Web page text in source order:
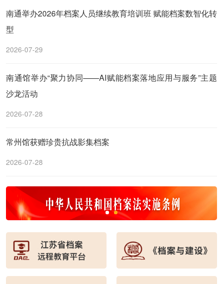
南通举办2026年档案人员继续教育培训班 赋能档案数智化转
型
2026-07-29
南通馆举办“聚力协同——AI赋能档案落地应用与服务”主题
沙龙活动
2026-07-28
常州馆获赠珍贵抗战影集档案
2026-07-28